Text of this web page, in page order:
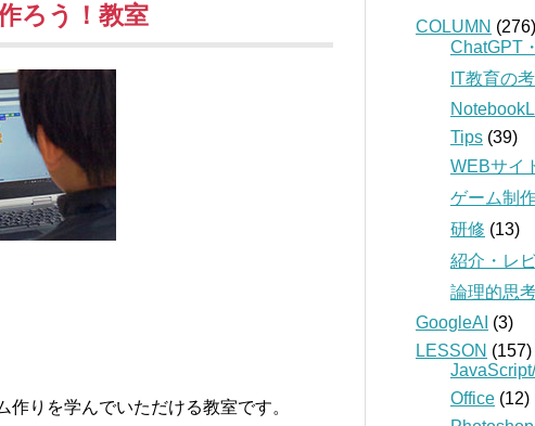
ろう！ 教室
りを学んでいただける教室です。
COLUMN (276)
ChatGPT
IT教育の
Tips (39)
WEBサイ
ゲーム制
研修 (13)
紹介・レ
論理的思
GoogleAI (3)
LESSON (157)
Office (12)